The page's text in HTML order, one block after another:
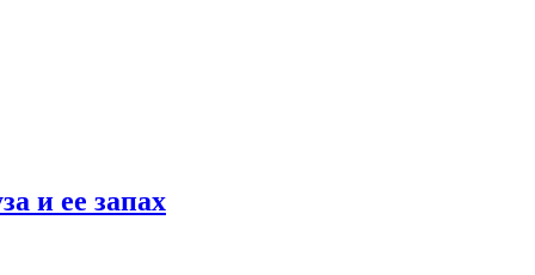
и ее запах